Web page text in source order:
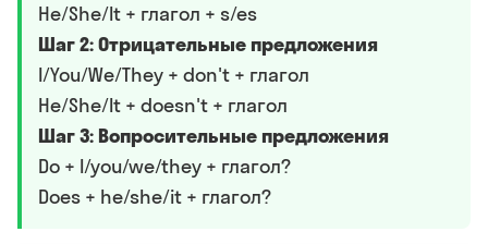
He/She/It + глагол + s/es
Шаг 2: Отрицательные предложения
I/You/We/They + don't + глагол
He/She/It + doesn't + глагол
Шаг 3: Вопросительные предложения
Do + I/you/we/they + глагол?
Does + he/she/it + глагол?